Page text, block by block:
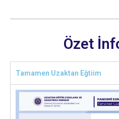
Özet
Tamamen Uzaktan Eğtiim